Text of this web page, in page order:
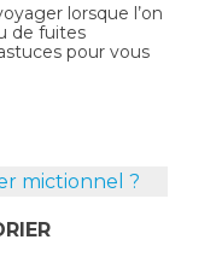
lorsque l’on
de fuites
pour vous